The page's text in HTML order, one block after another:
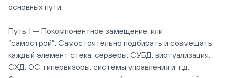
основных пути.
Путь 1 — Покомпонентное замещение, или
“самострой”. Самостоятельно подбирать и совмещать
каждый элемент стека: серверы, СУБД, виртуализация,
СХД, ОС, гипервизоры, системы управления и т.д.